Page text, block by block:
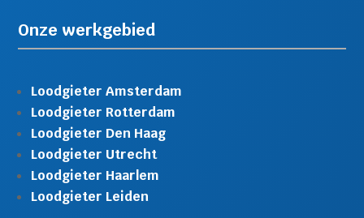
Onze werkgebied
Loodgieter Amsterdam
Loodgieter Rotterdam
Loodgieter Den Haag
Loodgieter Utrecht
Loodgieter Haarlem
Loodgieter Leiden